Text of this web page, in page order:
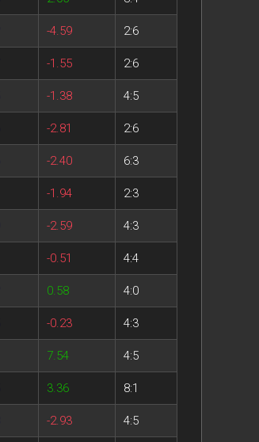
-4.59 2:6
-1.55 2:6
-1.38 4:5
-2.81 2:6
-2.40 6:3
-1.94 2:3
-2.59 4:3
-0.51 4:4
0.58 4:0
-0.23 4:3
7.54 4:5
3.36 8:1
-2.93 4:5